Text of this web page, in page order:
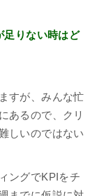
りない時はど
すが、みんな忙
あるので、クリ
しいのではない
ングでKPIをチ